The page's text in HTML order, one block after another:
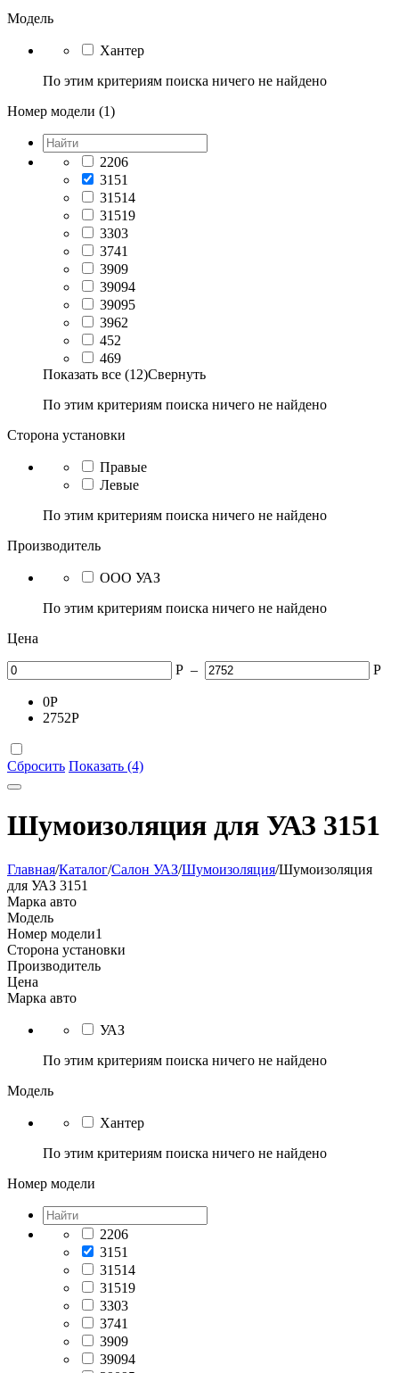
Модель
Хантер
По этим критериям поиска ничего не найдено
Номер модели (1)
2206
3151
31514
31519
3303
3741
3909
39094
39095
3962
452
469
Показать все (12)Свернуть
По этим критериям поиска ничего не найдено
Сторона установки
Правые
Левые
По этим критериям поиска ничего не найдено
Производитель
ООО УАЗ
По этим критериям поиска ничего не найдено
Цена
Р – Р
0Р
2752Р
Сбросить Показать (4)
Шумоизоляция для УАЗ 3151
Главная/Каталог/Салон УАЗ/Шумоизоляция/Шумоизоляция
для УАЗ 3151
Марка авто
Модель
Номер модели1
Сторона установки
Производитель
Цена
Марка авто
УАЗ
По этим критериям поиска ничего не найдено
Модель
Хантер
По этим критериям поиска ничего не найдено
Номер модели
2206
3151
31514
31519
3303
3741
3909
39094